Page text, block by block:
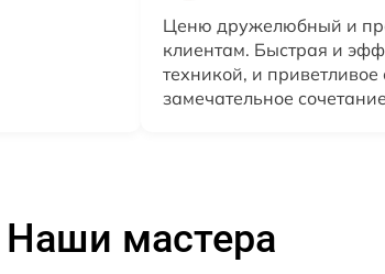
Ценю дружелюбный и
клиентам. Быстрая и
техникой, и
замечательное
Наши мастера